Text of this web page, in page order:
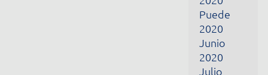
2020
Octubre
2020
Junio
2021